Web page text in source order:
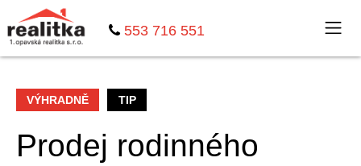
553 716 551
VÝHRADNĚ TIP
Prodej rodinného